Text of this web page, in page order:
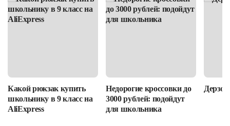
Какой рюкзак купить
школьнику в 9 класс на
AliExpress
Недорогие кроссовки до
3000 рублей: подойдут
для школьника